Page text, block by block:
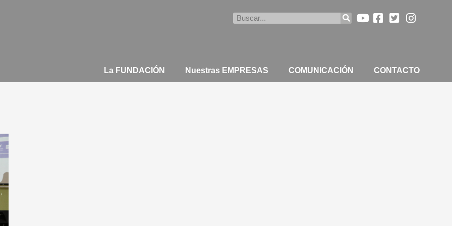
Buscar
La FUNDACIÓN Nuestras EMPRESAS COMUNICACIÓN CONTACTO